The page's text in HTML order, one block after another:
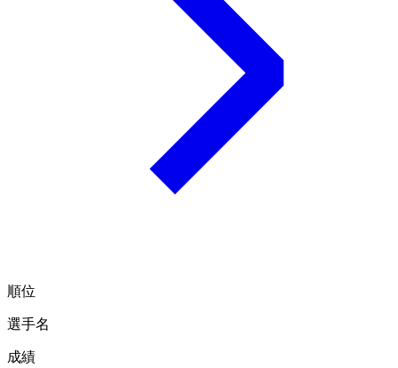
順位
選手名
成績